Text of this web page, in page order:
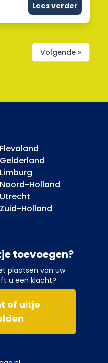
Lees verder
Volgende »
Flevoland
Gelderland
Limburg
Noord-Holland
Utrecht
Zuid-Holland
toevoegen?
plaatsen van uw
u een klacht?
of uitje